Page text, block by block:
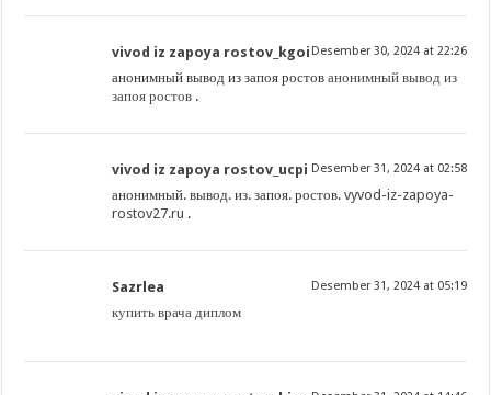
vivod iz zapoya rostov_kgoi Desember 30, 2024 at 22:26
анонимный вывод из запоя ростованонимный вывод из
запоя ростов .
vivod iz zapoya rostov_ucpi Desember 31, 2024 at 02:58
анонимный. вывод. из. запоя. ростов.vyvod-iz-zapoya-
rostov27.ru .
Sazrlea Desember 31, 2024 at 05:19
купить врача диплом